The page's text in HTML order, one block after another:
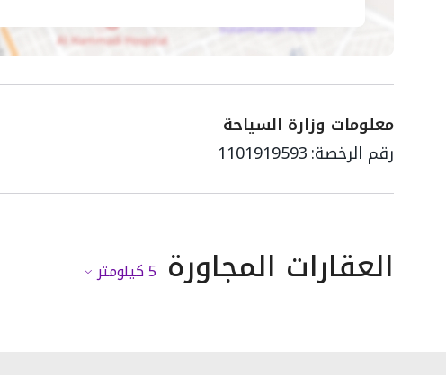
معلومات وزارة السياحة
رقم الرخصة:1101919593
العقارات المجاورة 5كيلومتر